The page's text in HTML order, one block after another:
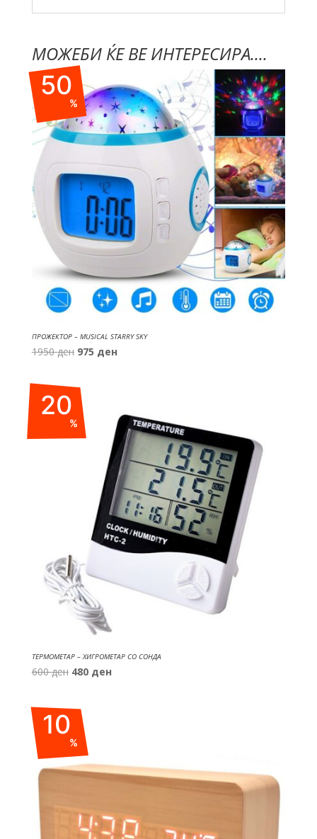
МОЖЕБИ ЌЕ ВЕ ИНТЕРЕСИРА....
50
%
ПРОЖЕКТОР – MUSICAL STARRY SKY
1950ден Original
was:
1950 ден.
975 денCurrent
20
%
ТЕРМОМЕТАР – ХИГРОМЕТАР СО СОНДА
600ден Original
600 ден.
480 денCurrent
10
%